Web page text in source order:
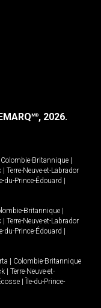
MD, 2026.
Colombie-Britannique
Terre-Neuve-et-Labrador
Île-du-Prince-Édouard
Britannique
Terre-Neuve-et-Labrador
Île-du-Prince-Édouard
Colombie-Britannique
Terre-Neuve-et-
Île-du-Prince-